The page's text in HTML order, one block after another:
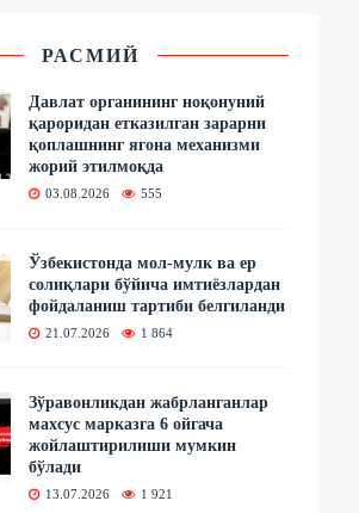
РАСМИЙ
Давлат органининг ноқонуний
қароридан етказилган зарарни
қоплашнинг ягона механизми
жорий этилмоқда
03.08.2026 555
Ўзбекистонда мол-мулк ва ер
солиқлари бўйича имтиёзлардан
фойдаланиш тартиби белгиланди
21.07.2026 1 864
Зўравонликдан жабрланганлар
махсус марказга 6 ойгача
жойлаштирилиши мумкин
бўлади
13.07.2026 1 921